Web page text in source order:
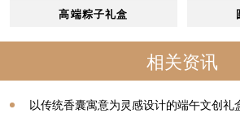
高端粽子礼盒
相关资讯
以传统香囊寓意为灵感设计的端午文创礼